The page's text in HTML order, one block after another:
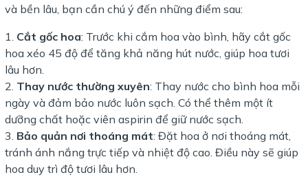
và bền lâu, bạn cần chú ý đến những điểm sau:
Cắt gốc hoa: Trước khi cắm hoa vào bình, hãy cắt gốc
hoa xéo 45 độ để tăng khả năng hút nước, giúp hoa tươi
lâu hơn.
Thay nước thường xuyên: Thay nước cho bình hoa mỗi
ngày và đảm bảo nước luôn sạch. Có thể thêm một ít
dưỡng chất hoặc viên aspirin để giữ nước sạch.
Bảo quản nơi thoáng mát: Đặt hoa ở nơi thoáng mát,
tránh ánh nắng trực tiếp và nhiệt độ cao. Điều này sẽ giúp
hoa duy trì độ tươi lâu hơn.